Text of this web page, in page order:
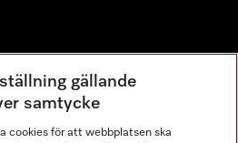
gällande
samtycke
cookies för att webbplatsen ska